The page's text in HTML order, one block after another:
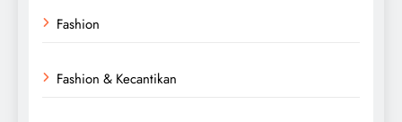
Fashion
Fashion & Kecantikan